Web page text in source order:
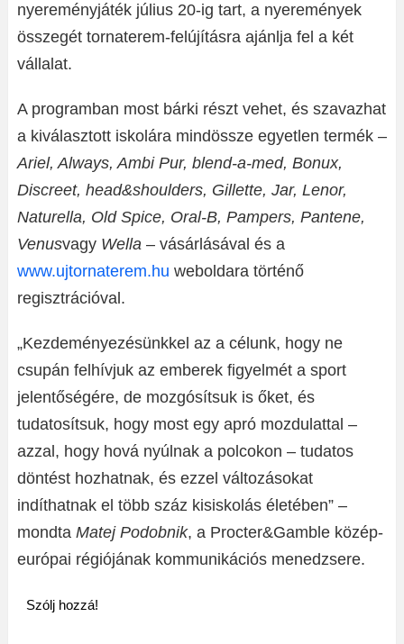
nyereményjáték július 20-ig tart, a nyeremények
összegét tornaterem-felújításra ajánlja fel a két
vállalat.
A programban most bárki részt vehet, és szavazhat
a kiválasztott iskolára mindössze egyetlen termék –
Ariel, Always, Ambi Pur, blend-a-med, Bonux,
Discreet, head&shoulders, Gillette, Jar, Lenor,
Naturella, Old Spice, Oral-B, Pampers, Pantene,
Venusvagy Wella – vásárlásával és a
www.ujtornaterem.hu weboldara történő
regisztrációval.
„Kezdeményezésünkkel az a célunk, hogy ne
csupán felhívjuk az emberek figyelmét a sport
jelentőségére, de mozgósítsuk is őket, és
tudatosítsuk, hogy most egy apró mozdulattal –
azzal, hogy hová nyúlnak a polcokon – tudatos
döntést hozhatnak, és ezzel változásokat
indíthatnak el több száz kisiskolás életében” –
mondta Matej Podobnik, a Procter&Gamble közép-
európai régiójának kommunikációs menedzsere.
Szólj hozzá!